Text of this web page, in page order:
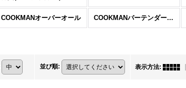
COOKMANオーバーオール COOKMANバーテンダーズパンツ
並び順: 表示方法: